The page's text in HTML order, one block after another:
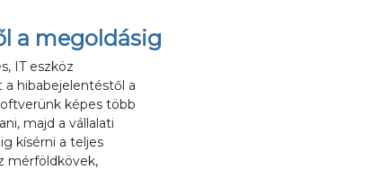
a megoldásig
IT eszköz
a hibabejelentéstől a
képes több
majd a vállalati
kísérni a teljes
mérföldkövek,